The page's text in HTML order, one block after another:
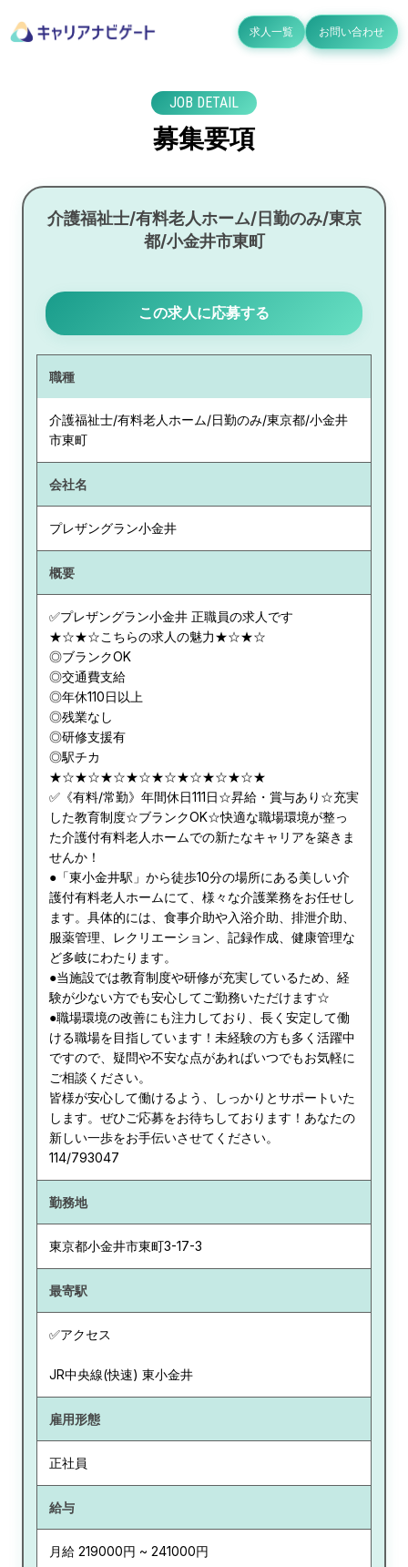
求人一覧 お問い合わせ
JOB DETAIL
募集要項
介護福祉士/有料老人ホーム/日勤のみ/東京
都/小金井市東町
この求人に応募する
職種
介護福祉士/有料老人ホーム/日勤のみ/東京都/小金井
市東町
会社名
プレザングラン小金井
概要
✅プレザングラン小金井 正職員の求人です
★☆★☆こちらの求人の魅力★☆★☆
◎ブランクOK
◎交通費支給
◎年休110日以上
◎残業なし
◎研修支援有
◎駅チカ
★☆★☆★☆★☆★☆★☆★☆★☆★
✅《有料/常勤》年間休日111日☆昇給・賞与あり☆充実
した教育制度☆ブランクOK☆快適な職場環境が整っ
た介護付有料老人ホームでの新たなキャリアを築きま
せんか！
●「東小金井駅」から徒歩10分の場所にある美しい介
護付有料老人ホームにて、様々な介護業務をお任せし
ます。具体的には、食事介助や入浴介助、排泄介助、
服薬管理、レクリエーション、記録作成、健康管理な
ど多岐にわたります。
●当施設では教育制度や研修が充実しているため、経
験が少ない方でも安心してご勤務いただけます☆
●職場環境の改善にも注力しており、長く安定して働
ける職場を目指しています！未経験の方も多く活躍中
ですので、疑問や不安な点があればいつでもお気軽に
ご相談ください。
皆様が安心して働けるよう、しっかりとサポートいた
します。ぜひご応募をお待ちしております！あなたの
新しい一歩をお手伝いさせてください。
114/793047
勤務地
東京都小金井市東町3-17-3
最寄駅
✅アクセス
JR中央線(快速) 東小金井
雇用形態
正社員
給与
月給 219000円 ~ 241000円